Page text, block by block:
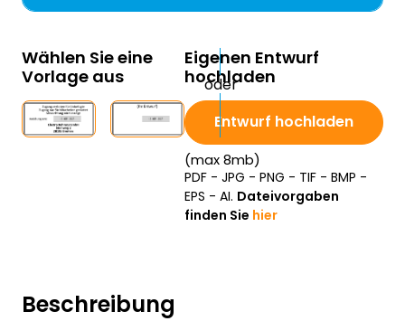
Beschreibung
Wählen Sie eine
Vorlage aus
Eigenen Entwurf
hochladen
Entwurf hochladen
(max 8mb)
PDF - JPG - PNG - TIF - BMP -
EPS - AI. Dateivorgaben
finden Sie hier